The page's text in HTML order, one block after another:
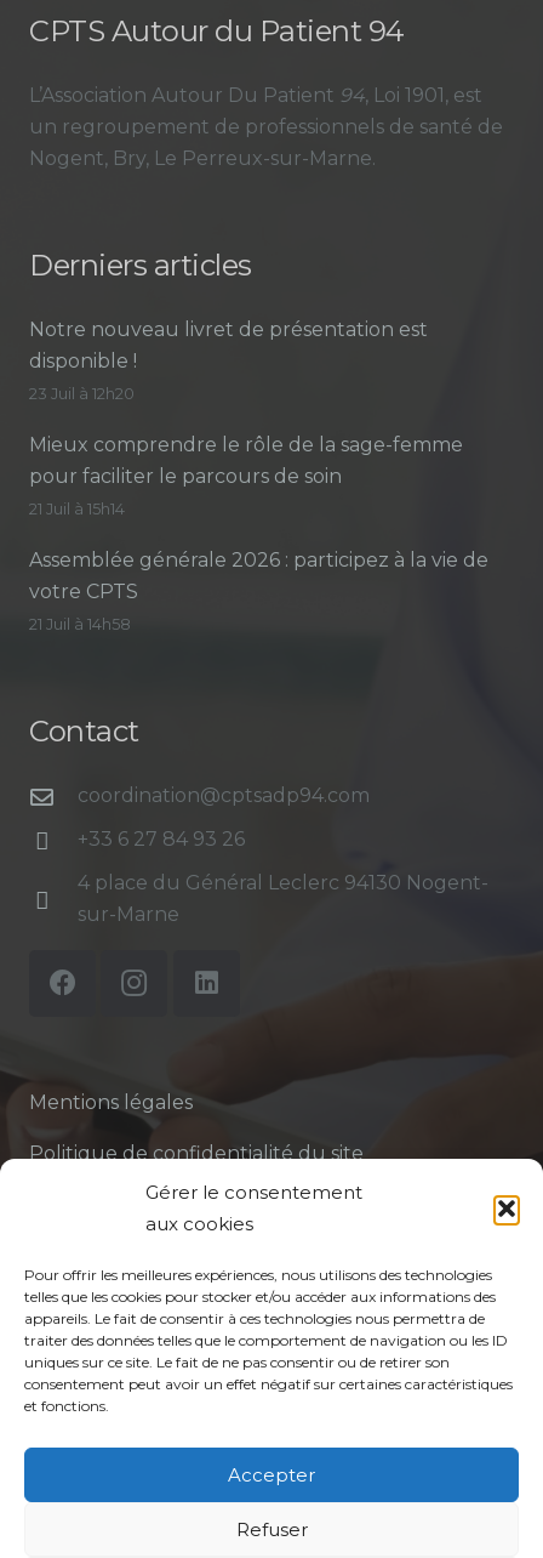
Gérer le consentement
aux cookies
Pour offrir les meilleures expériences, nous utilisons des technologies
telles que les cookies pour stocker et/ou accéder aux informations des
appareils. Le fait de consentir à ces technologies nous permettra de
traiter des données telles que le comportement de navigation ou les ID
uniques sur ce site. Le fait de ne pas consentir ou de retirer son
consentement peut avoir un effet négatif sur certaines caractéristiques
et fonctions.
Accepter
Refuser
CPTS Autour du Patient 94
L’Association Autour Du Patient 94, Loi 1901, est
un regroupement de professionnels de santé de
Nogent, Bry, Le Perreux-sur-Marne.
Derniers articles
Notre nouveau livret de présentation est
disponible !
23 Juil à 12h20
Mieux comprendre le rôle de la sage-femme
pour faciliter le parcours de soin
21 Juil à 15h14
Assemblée générale 2026 : participez à la vie de
votre CPTS
21 Juil à 14h58
Contact
coordination@cptsadp94.com
+33 6 27 84 93 26
4 place du Général Leclerc 94130 Nogent-
sur-Marne
Mentions légales
Politique de confidentialité du site
Politique de protection des données de la CPTS
© CPTS Autour du Patient
Votre CPTS